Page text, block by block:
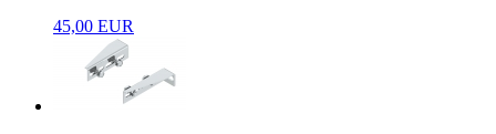
45,00 EUR